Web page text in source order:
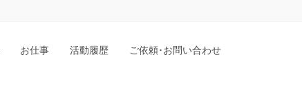
お仕事 活動履歴 ご依頼･お問い合わせ